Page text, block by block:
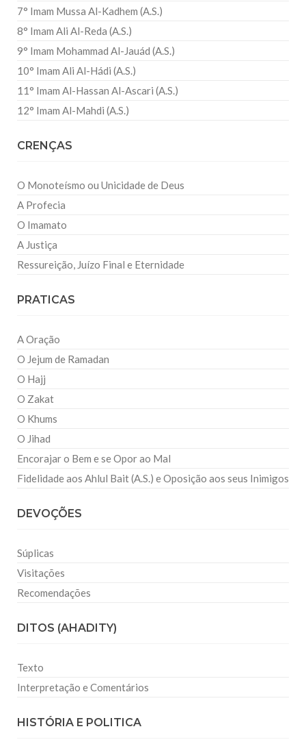
7° Imam Mussa Al-Kadhem (A.S.)
8° Imam Ali Al-Reda (A.S.)
9° Imam Mohammad Al-Jauád (A.S.)
10° Imam Ali Al-Hádi (A.S.)
11° Imam Al-Hassan Al-Ascari (A.S.)
12° Imam Al-Mahdi (A.S.)
CRENÇAS
O Monoteísmo ou Unicidade de Deus
A Profecia
O Imamato
A Justiça
Ressureição, Juízo Final e Eternidade
PRATICAS
A Oração
O Jejum de Ramadan
O Hajj
O Zakat
O Khums
O Jihad
Encorajar o Bem e se Opor ao Mal
Fidelidade aos Ahlul Bait (A.S.) e Oposição aos seus Inimigos
DEVOÇÕES
Súplicas
Visitações
Recomendações
DITOS (AHADITY)
Texto
Interpretação e Comentários
HISTÓRIA E POLITICA